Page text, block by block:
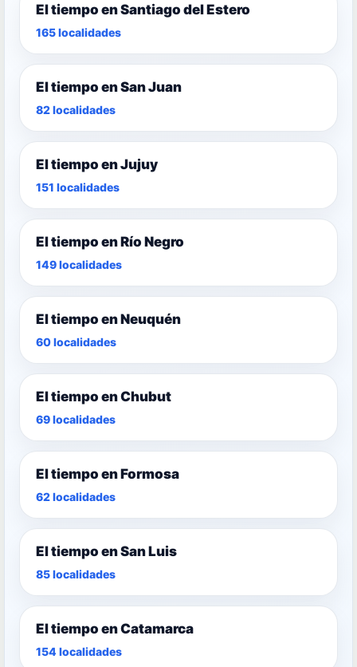
El tiempo en Santiago del Estero
165 localidades
El tiempo en San Juan
82 localidades
El tiempo en Jujuy
151 localidades
El tiempo en Río Negro
149 localidades
El tiempo en Neuquén
60 localidades
El tiempo en Chubut
69 localidades
El tiempo en Formosa
62 localidades
El tiempo en San Luis
85 localidades
El tiempo en Catamarca
154 localidades